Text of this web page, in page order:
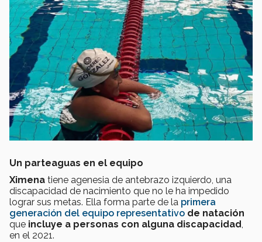
Un parteaguas en el equipo
Ximena tiene agenesia de antebrazo izquierdo, una
discapacidad de nacimiento que no le ha impedido
lograr sus metas. Ella forma parte de la primera
generación del equipo representativo de natación
que incluye a personas con alguna discapacidad,
en el 2021.